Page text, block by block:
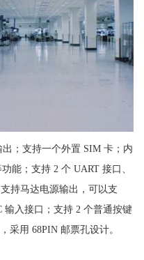
；支持一个外置 SIM 卡；内
能；支持 2 个 UART 接口、
持马达电源输出，可以支
输入接口；支持 2 个普通按键
采用 68PIN 邮票孔设计。